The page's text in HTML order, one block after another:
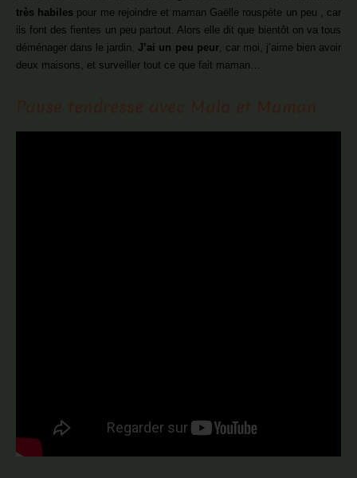
très habiles pour me rejoindre et maman Gaëlle rouspète un peu , car
ils font des fientes un peu partout. Alors elle dit que bientôt on va tous
déménager dans le jardin. J’ai un peu peur, car moi, j’aime bien avoir
deux maisons, et surveiller tout ce que fait maman…